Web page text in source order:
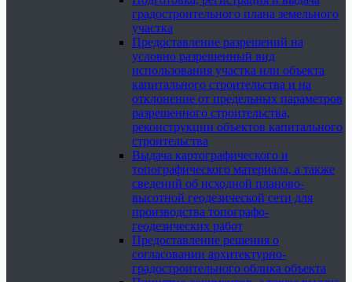
градостроительного плана земельного
участка
Предоставление разрешений на
условно разрешенный вид
использования участка или объекта
капитального строительства и на
отклонение от предельных параметров
разрешенного строительства,
реконструкции объектов капитального
строительства
Выдача картографического и
топографического материала, а также
сведений об исходной планово-
высотной геодезической сети для
производства топографо-
геодезических работ
Предоставление решения о
согласовании архитектурно-
градостроительного облика объекта